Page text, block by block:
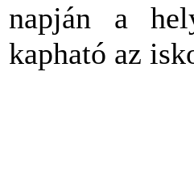
napján a
kapható az